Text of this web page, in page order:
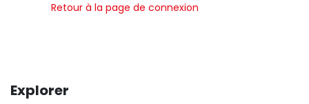
Retour à la page de connexion
Explorer